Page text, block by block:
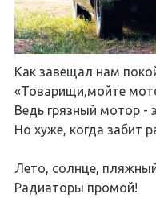
Как завещал нам
«Товарищи,мойте
Ведь грязный мотор -
Но хуже, когда
Лето, солнце,
Радиаторы промой!